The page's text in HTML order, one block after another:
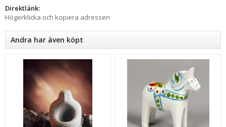
Direktlänk:
Högerklicka och kopiera adressen
Andra har även köpt